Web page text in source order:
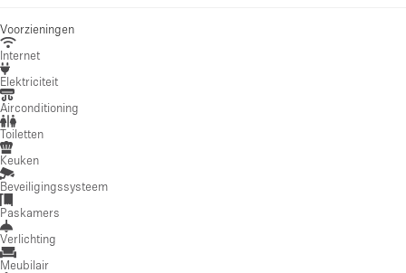
Voorzieningen
Internet
Elektriciteit
Airconditioning
Toiletten
Keuken
Beveiligingssysteem
Paskamers
Verlichting
Meubilair